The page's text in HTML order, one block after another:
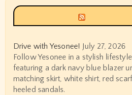
Drive with Yesonee! July 27, 2026
Follow Yesonee in a stylish
featuring a dark navy blue blazer
matching skirt, white shirt, red
heeled sandals.